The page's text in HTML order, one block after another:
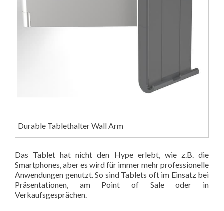
Durable Tablethalter Wall Arm
Das Tablet hat nicht den Hype erlebt, wie z.B. die
Smartphones, aber es wird für immer mehr professionelle
Anwendungen genutzt. So sind Tablets oft im Einsatz bei
Präsentationen, am Point of Sale oder in
Verkaufsgesprächen.